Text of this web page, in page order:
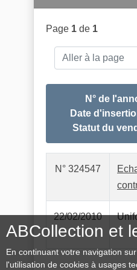
Page 1 de 1
Aller à la page
N° de
Date
Statut du
N° 324547
22/02/2010
ABCollection et
En continuant votre navigation
l'utilisation de cookies à usages